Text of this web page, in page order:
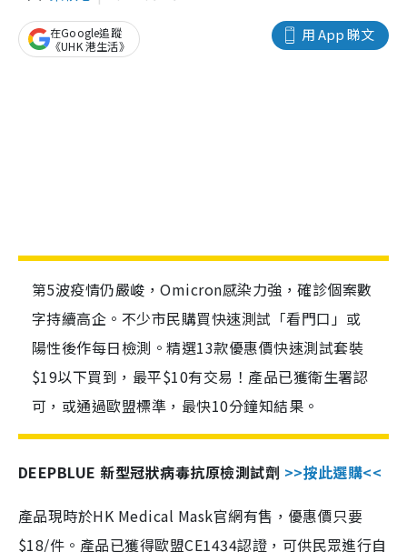
用 App 睇文
在Google追蹤
《UHK 港生活》
第5波疫情仍嚴峻，Omicron感染力強，確診個案數
字持續高企。不少市民購買快速測試「看門口」或
陽性後作每日檢測。精選13款優惠價快速測試套裝
$19以下買到，最平$10有交易！產品已獲衛生署認
可，或通過歐盟標準，最快10分鐘知結果。
DEEPBLUE 新型冠狀病毒抗原檢測試劑 >>按此選購<<
產品現時於HK Medical Mask官網有售，優惠價只要
$18/件。產品已獲得歐盟CE1434認證，可供民眾進行自